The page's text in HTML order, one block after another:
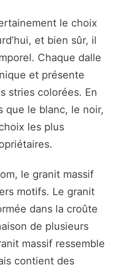
le choix
et bien sûr, il
Chaque dalle
et présente
stries colorées. En
que le blanc, le noir,
les plus
le granit massif
motifs. Le granit
dans la croûte
de plusieurs
massif ressemble
contient des